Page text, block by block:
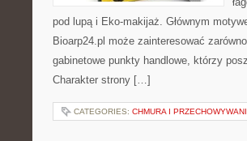
pod lupą i Eko-makijaż. Głównym
Bioarp24.pl może zainteresować
gabinetowe punkty handlowe, którzy
Charakter strony […]
CATEGORIES: CHMURA I